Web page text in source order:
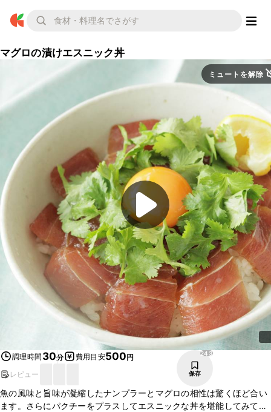
マグロの漬けエスニック丼
ミュートを解除
調理時間 30分 費用目安500円
レビュー
243
保存
魚の風味と旨味が凝縮したナンプラーとマグロの相性は驚くほど合い
ます。さらにパクチーをプラスしてエスニックな丼を堪能してみてく